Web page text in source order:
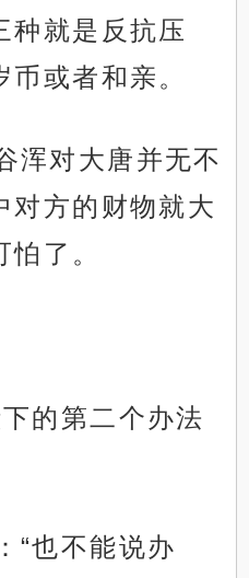
种就是反抗压
或者和亲。
浑对大唐并无不
对方的财物就大
了。
的第二个办法
“也不能说办